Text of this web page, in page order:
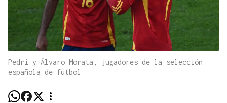
Pedri y Álvaro Morata, jugadores de la selección
española de fútbol